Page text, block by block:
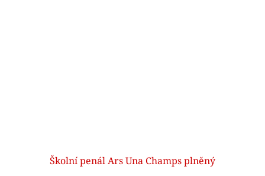
Školní penál Ars Una Champs plněný